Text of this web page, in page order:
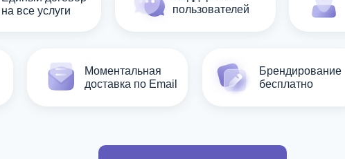
Моментальная
доставка по Email
пользователей
на все услуги
Брендирование
бесплатно